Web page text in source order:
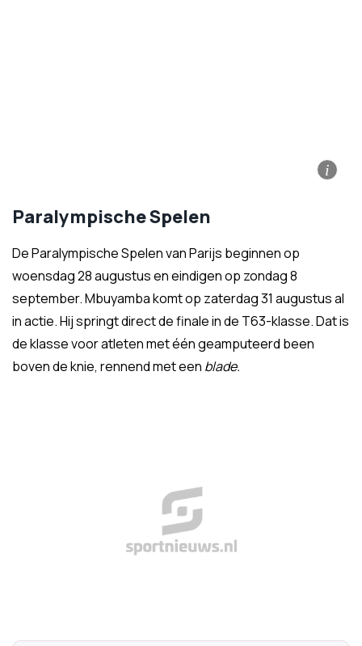
i
Paralympische Spelen
De Paralympische Spelen van Parijs beginnen op
woensdag 28 augustus en eindigen op zondag 8
september. Mbuyamba komt op zaterdag 31 augustus al
in actie. Hij springt direct de finale in de T63-klasse. Dat is
de klasse voor atleten met één geamputeerd been
boven de knie, rennend met een blade.